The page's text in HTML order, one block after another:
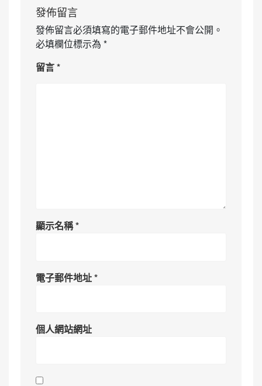
發佈留言
發佈留言必須填寫的電子郵件地址不會公開。
必填欄位標示為 *
留言*
顯示名稱*
電子郵件地址*
個人網站網址